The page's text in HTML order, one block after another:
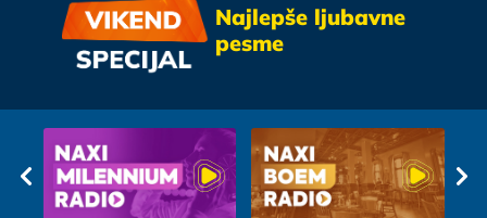
Najlepše ljubavne
pesme
Tose Proeski
Sve je ovo premalo za kraj